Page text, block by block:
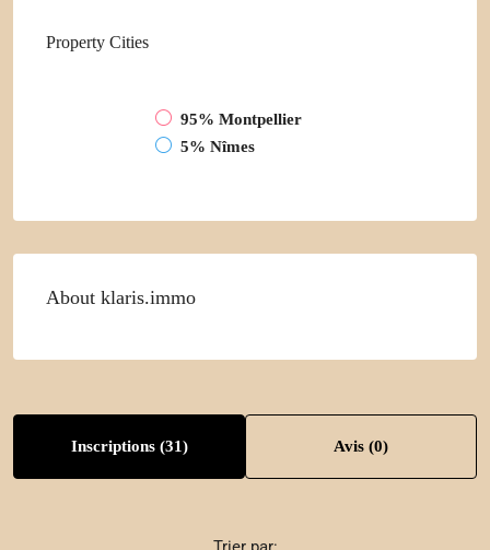
Property Cities
95% Montpellier
5% Nîmes
About klaris.immo
Inscriptions (31) Avis (0)